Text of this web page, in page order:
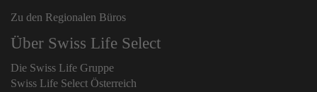
Zu den Regionalen Büros
Über Swiss Life Select
Die Swiss Life Gruppe
Swiss Life Select Österreich